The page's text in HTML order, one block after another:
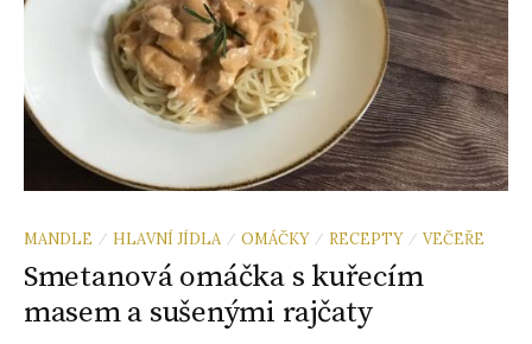
MANDLE / HLAVNÍ JÍDLA / OMÁČKY / RECEPTY / VEČEŘE
Smetanová omáčka s kuřecím
masem a sušenými rajčaty